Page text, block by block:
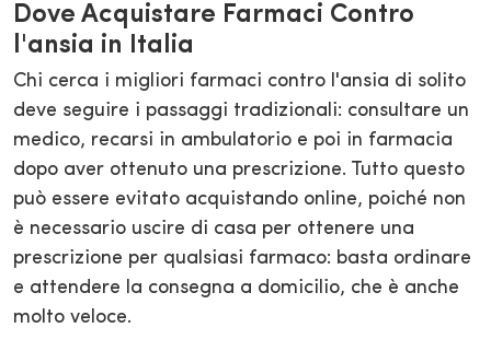
Dove Acquistare Farmaci Contro
l'ansia in Italia
Chi cerca i migliori farmaci contro l'ansia di solito
deve seguire i passaggi tradizionali: consultare un
medico, recarsi in ambulatorio e poi in farmacia
dopo aver ottenuto una prescrizione. Tutto questo
può essere evitato acquistando online, poiché non
è necessario uscire di casa per ottenere una
prescrizione per qualsiasi farmaco: basta ordinare
e attendere la consegna a domicilio, che è anche
molto veloce.